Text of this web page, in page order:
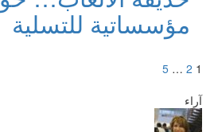
مؤسساتية للتسلية
Posts
pagination
1
2
…
5
>
آراء